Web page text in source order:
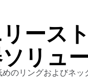
ース
リュ
のリングおよびネ